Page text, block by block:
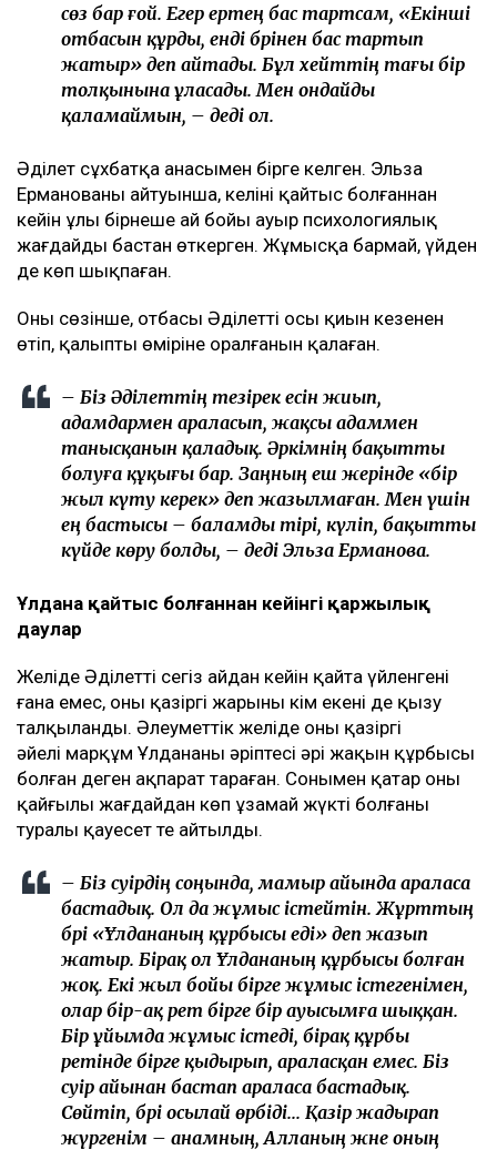
сөз бар ғой. Егер ертең бас тартсам, «Екінші
отбасын құрды, енді бәрінен бас тартып
жатыр» деп айтады. Бұл хейттің тағы бір
толқынына ұласады. Мен ондайды
қаламаймын, – деді ол.
Әділет сұхбатқа анасымен бірге келген. Эльза
Ерманованың айтуынша, келіні қайтыс болғаннан
кейін ұлы бірнеше ай бойы ауыр психологиялық
жағдайды бастан өткерген. Жұмысқа бармай, үйден
де көп шықпаған.
Оның сөзінше, отбасы Әділеттің осы қиын кезеңнен
өтіп, қалыпты өміріне оралғанын қалаған.
– Біз Әділеттің тезірек есін жиып,
адамдармен араласып, жақсы адаммен
танысқанын қаладық. Әркімнің бақытты
болуға құқығы бар. Заңның еш жерінде «бір
жыл күту керек» деп жазылмаған. Мен үшін
ең бастысы – баламды тірі, күліп, бақытты
күйде көру болды, – деді Эльза Ерманова.
Ұлдана қайтыс болғаннан кейінгі қаржылық
даулар
Желіде Әділеттің сегіз айдан кейін қайта үйленгені
ғана емес, оның қазіргі жарының кім екені де қызу
талқыланды. Әлеуметтік желіде оның қазіргі
әйелі марқұм Ұлдананың әріптесі әрі жақын құрбысы
болған деген ақпарат тараған. Сонымен қатар оның
қайғылы жағдайдан көп ұзамай жүкті болғаны
туралы қауесет те айтылды.
– Біз сәуірдің соңында, мамыр айында араласа
бастадық. Ол да жұмыс істейтін. Жұрттың
бәрі «Ұлдананың құрбысы еді» деп жазып
жатыр. Бірақ ол Ұлдананың құрбысы болған
жоқ. Екі жыл бойы бірге жұмыс істегенімен,
олар бір-ақ рет бірге бір ауысымға шыққан.
Бір ұйымда жұмыс істеді, бірақ құрбы
ретінде бірге қыдырып, араласқан емес. Біз
сәуір айынан бастап араласа бастадық.
Сөйтіп, бәрі осылай өрбіді... Қазір жадырап
жүргенім – анамның, Алланың және оның